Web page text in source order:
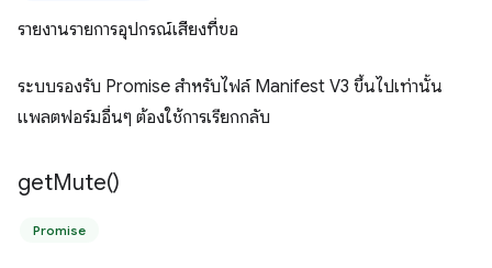
รายงานรายการอุปกรณ์เสียงที่ขอ
ระบบรองรับ Promise สำหรับไฟล์ Manifest V3 ขึ้นไปเท่านั้น
แพลตฟอร์มอื่นๆ ต้องใช้การเรียกกลับ
getMute()
Promise